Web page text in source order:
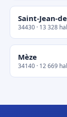
Saint-Jean-
34430 · 13 328
Mèze
34140 · 12 669